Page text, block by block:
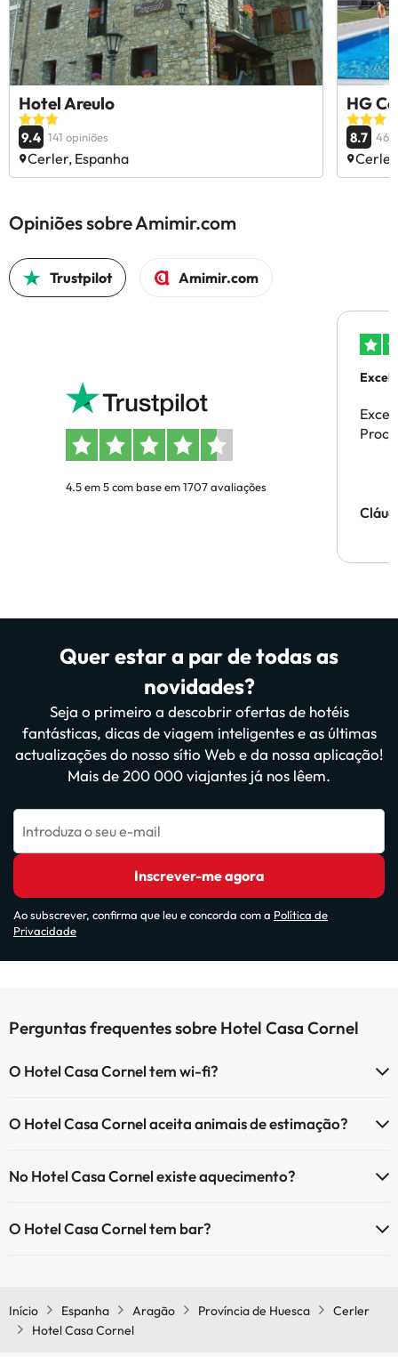
Hotel Areulo
9.4 141 opiniões
Cerler, Espanha
HG
8.7 463
Opiniões sobre Amimir.com
Trustpilot Amimir.com
4.5 em 5 com base em 1707 avaliações
Quer estar a par de todas as
novidades?
Seja o primeiro a descobrir ofertas de hotéis
fantásticas, dicas de viagem inteligentes e as últimas
actualizações do nosso sítio Web e da nossa aplicação!
Mais de 200 000 viajantes já nos lêem.
Introduza o seu e-mail
Inscrever-me agora
Ao subscrever, confirma que leu e concorda com a Política de
Privacidade
Perguntas frequentes sobre Hotel Casa Cornel
O Hotel Casa Cornel tem wi-fi?
O Hotel Casa Cornel aceita animais de estimação?
No Hotel Casa Cornel existe aquecimento?
O Hotel Casa Cornel tem bar?
Início Espanha Aragão Província de Huesca
Cerler
Hotel Casa Cornel